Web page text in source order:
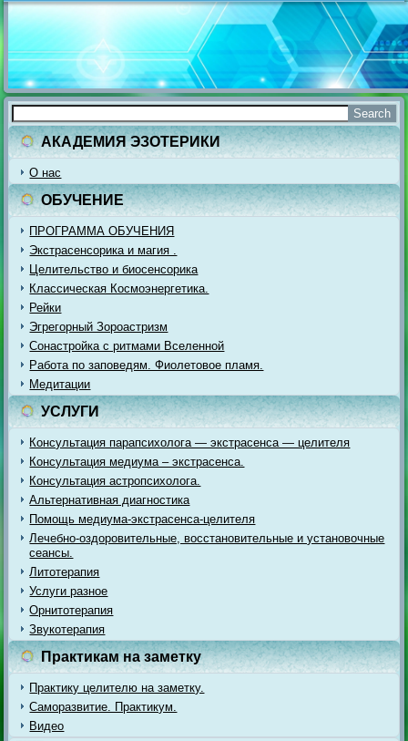
АКАДЕМИЯ ЭЗОТЕРИКИ
О нас
ОБУЧЕНИЕ
ПРОГРАММА ОБУЧЕНИЯ
Экстрасенсорика и магия .
Целительство и биосенсорика
Классическая Космоэнергетика.
Рейки
Эгрегорный Зороастризм
Сонастройка с ритмами Вселенной
Работа по заповедям. Фиолетовое пламя.
Медитации
УСЛУГИ
Консультация парапсихолога — экстрасенса — целителя
Консультация медиума – экстрасенса.
Консультация астропсихолога.
Альтернативная диагностика
Помощь медиума-экстрасенса-целителя
Лечебно-оздоровительные, восстановительные и установочные
сеансы.
Литотерапия
Услуги разное
Орнитотерапия
Звукотерапия
Практикам на заметку
Практику целителю на заметку.
Саморазвитие. Практикум.
Видео